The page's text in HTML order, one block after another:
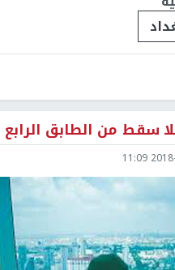
سقط من الطابق الرابع
2018-